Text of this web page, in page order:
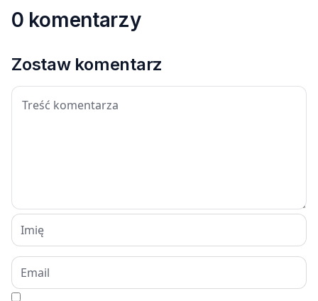
0 komentarzy
Zostaw komentarz